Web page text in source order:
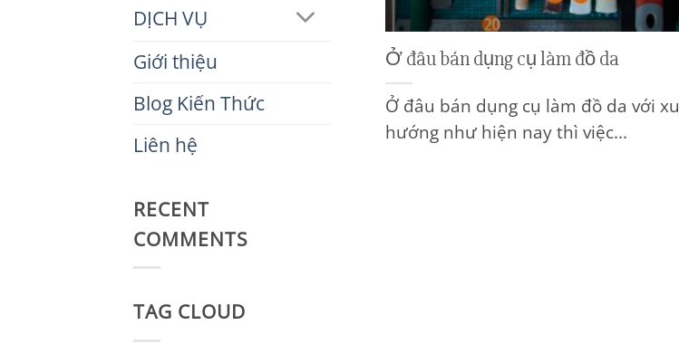
DỊCH VỤ
Giới thiệu
Blog Kiến Thức
Liên hệ
RECENT
COMMENTS
TAG CLOUD
Ở đâu bán dụng cụ làm đồ da
Ở đâu bán dụng cụ làm đồ da với xu
hướng như hiện nay thì việc...